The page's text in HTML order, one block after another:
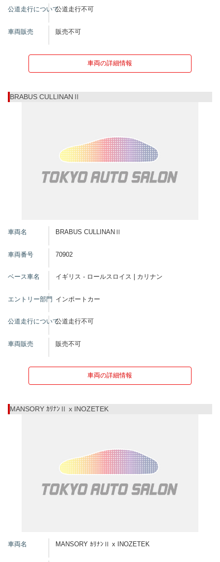
公道走行について公道走行不可
車両販売 販売不可
車両の詳細情報
BRABUS CULLINANⅡ
車両名 BRABUS CULLINANⅡ
車両番号 70902
ベース車名 イギリス - ロールスロイス | カリナン
エントリー部門 インポートカー
公道走行について公道走行不可
車両販売 販売不可
車両の詳細情報
MANSORY ｶﾘﾅﾝⅡ x INOZETEK
車両名 MANSORY ｶﾘﾅﾝⅡ x INOZETEK